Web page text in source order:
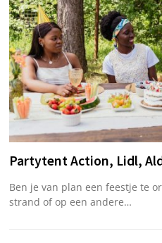
Partytent Action, Lidl,
Ben je van plan een feestje te
strand of op een andere…